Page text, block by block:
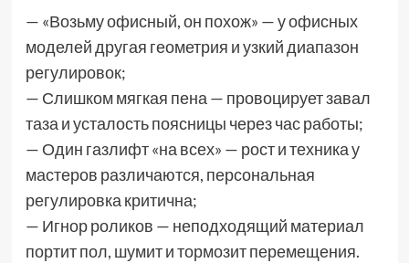
— «Возьму офисный, он похож» — у офисных
моделей другая геометрия и узкий диапазон
регулировок;
— Слишком мягкая пена — провоцирует завал
таза и усталость поясницы через час работы;
— Один газлифт «на всех» — рост и техника у
мастеров различаются, персональная
регулировка критична;
— Игнор роликов — неподходящий материал
портит пол, шумит и тормозит перемещения.